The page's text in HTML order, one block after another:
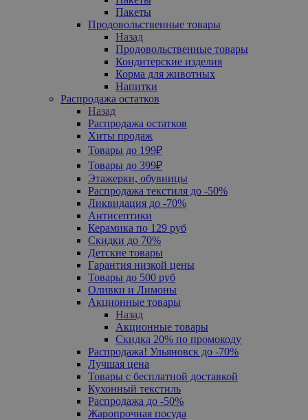
Пакеты
Продовольственные товары
Назад
Продовольственные товары
Кондитерские изделия
Корма для животных
Напитки
Распродажа остатков
Назад
Распродажа остатков
Хиты продаж
Товары до 199₽
Товары до 399₽
Этажерки, обувницы
Распродажа текстиля до -50%
Ликвидация до -70%
Антисептики
Керамика по 129 руб
Скидки до 70%
Детские товары
Гарантия низкой цены
Товары до 500 руб
Оливки и Лимоны
Акционные товары
Назад
Акционные товары
Скидка 20% по промокоду
Распродажа! Ульяновск до -70%
Лучшая цена
Товары с бесплатной доставкой
Кухонный текстиль
Распродажа до -50%
Жаропрочная посуда